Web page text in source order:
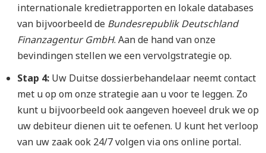
internationale kredietrapporten en lokale databases
van bijvoorbeeld de Bundesrepublik Deutschland
Finanzagentur GmbH. Aan de hand van onze
bevindingen stellen we een vervolgstrategie op.
Stap 4: Uw Duitse dossierbehandelaar neemt contact
met u op om onze strategie aan u voor te leggen. Zo
kunt u bijvoorbeeld ook aangeven hoeveel druk we op
uw debiteur dienen uit te oefenen. U kunt het verloop
van uw zaak ook 24/7 volgen via ons online portal.